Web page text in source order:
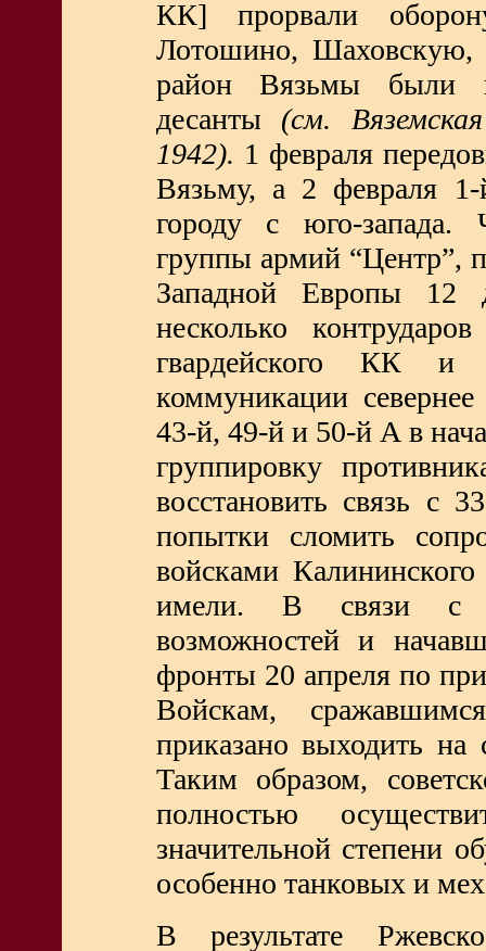
КК] прорвали
Лотошино,
район Вязьмы были
десанты (см.
1942). 1 февраля
Вязьму, а 2 февраля
городу с юго-запада.
группы армий “Центр”,
Западной Европы 12
несколько
гвардейского КК и
коммуникации
43-й, 49-й и 50-й А в
группировку
восстановить связь с
попытки сломить
войсками
имели. В связи с
возможностей и
фронты 20 апреля по
Войскам,
приказано выходить
Таким образом,
полностью
значительной степени
особенно танковых и
В результате